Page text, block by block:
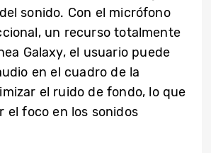
sonido. Con el micrófono
un recurso totalmente
Galaxy, el usuario puede
en el cuadro de la
el ruido de fondo, lo que
el foco en los sonidos